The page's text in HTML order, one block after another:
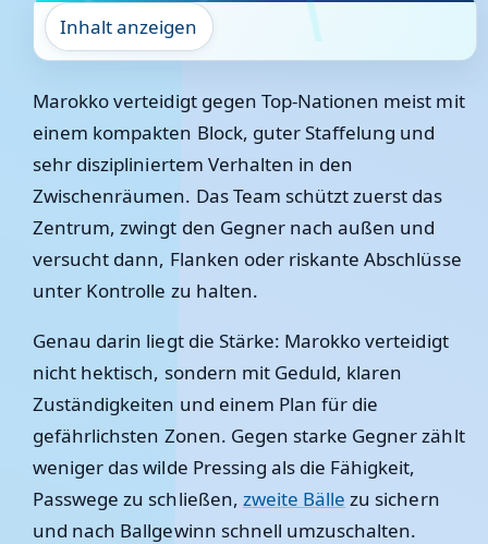
Inhalt anzeigen
Marokko verteidigt gegen Top-Nationen meist mit
einem kompakten Block, guter Staffelung und
sehr diszipliniertem Verhalten in den
Zwischenräumen. Das Team schützt zuerst das
Zentrum, zwingt den Gegner nach außen und
versucht dann, Flanken oder riskante Abschlüsse
unter Kontrolle zu halten.
Genau darin liegt die Stärke: Marokko verteidigt
nicht hektisch, sondern mit Geduld, klaren
Zuständigkeiten und einem Plan für die
gefährlichsten Zonen. Gegen starke Gegner zählt
weniger das wilde Pressing als die Fähigkeit,
Passwege zu schließen, zweite Bälle zu sichern
und nach Ballgewinn schnell umzuschalten.